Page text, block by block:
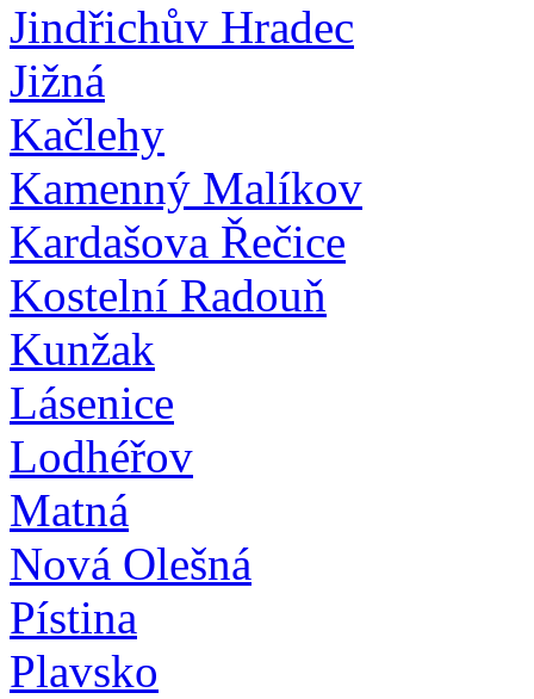
Jindřichův Hradec
Jižná
Kačlehy
Kamenný Malíkov
Kardašova Řečice
Kostelní Radouň
Kunžak
Lásenice
Lodhéřov
Matná
Nová Olešná
Pístina
Plavsko